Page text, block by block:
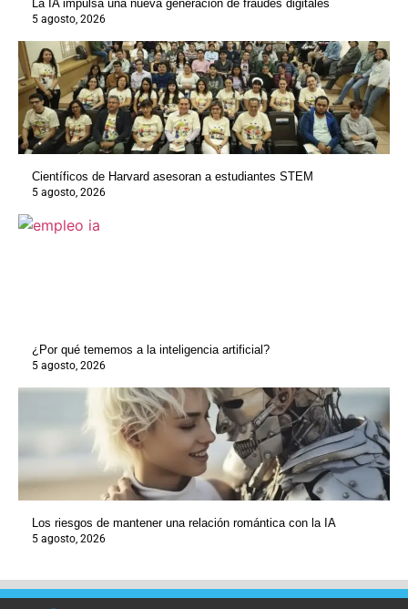
La IA impulsa una nueva generación de fraudes digitales
5 agosto, 2026
Científicos de Harvard asesoran a estudiantes STEM
5 agosto, 2026
¿Por qué tememos a la inteligencia artificial?
5 agosto, 2026
Los riesgos de mantener una relación romántica con la IA
5 agosto, 2026